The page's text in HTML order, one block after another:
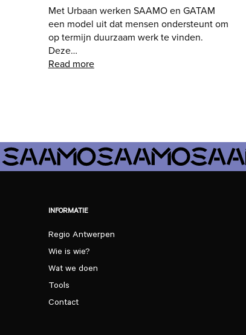
Met Urbaan werken SAAMO en GATAM
een model uit dat mensen ondersteunt om
op termijn duurzaam werk te vinden.
Deze…
Read more
INFORMATIE
Regio Antwerpen
Wie is wie?
Wat we doen
Tools
Contact